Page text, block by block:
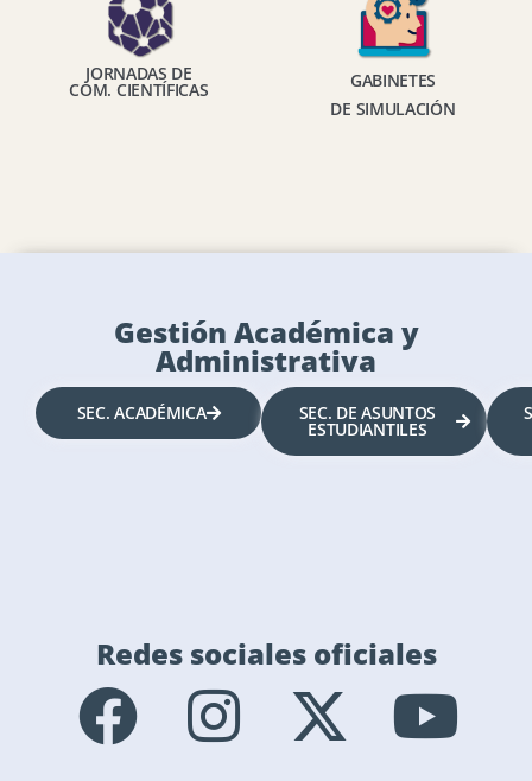
JORNADAS DE
COM. CIENTÍFICAS
GABINETES
DE SIMULACIÓN
Gestión Académica y
Administrativa
SEC. ACADÉMICA SEC. DE ASUNTOS
ESTUDIANTILES
Redes sociales oficiales